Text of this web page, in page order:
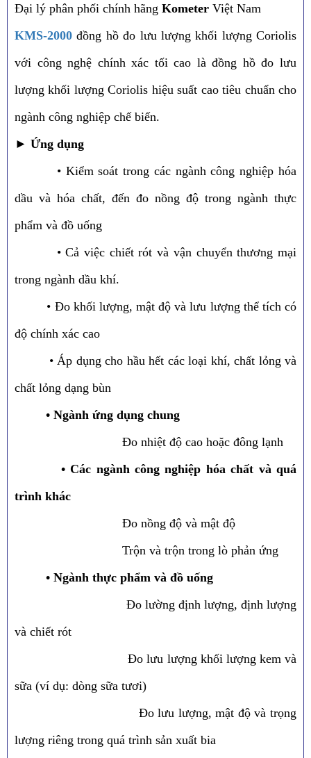
Đại lý phân phối chính hãng Kometer Việt Nam
KMS-2000 đồng hồ đo lưu lượng khối lượng Coriolis
với công nghệ chính xác tối cao là đồng hồ đo lưu
lượng khối lượng Coriolis hiệu suất cao tiêu chuẩn cho
ngành công nghiệp chế biến.
► Ứng dụng
• Kiểm soát trong các ngành công nghiệp hóa
dầu và hóa chất, đến đo nồng độ trong ngành thực
phẩm và đồ uống
• Cả việc chiết rót và vận chuyển thương mại
trong ngành dầu khí.
• Đo khối lượng, mật độ và lưu lượng thể tích có
độ chính xác cao
• Áp dụng cho hầu hết các loại khí, chất lỏng và
chất lỏng dạng bùn
• Ngành ứng dụng chung
Đo nhiệt độ cao hoặc đông lạnh
• Các ngành công nghiệp hóa chất và quá
trình khác
Đo nồng độ và mật độ
Trộn và trộn trong lò phản ứng
• Ngành thực phẩm và đồ uống
Đo lường định lượng, định lượng
và chiết rót
Đo lưu lượng khối lượng kem và
sữa (ví dụ: dòng sữa tươi)
Đo lưu lượng, mật độ và trọng
lượng riêng trong quá trình sản xuất bia